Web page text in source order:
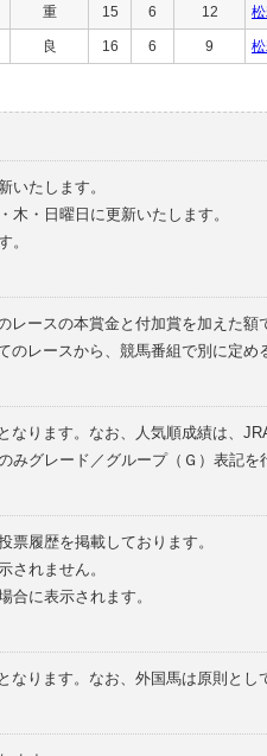
重 15 6 12
良 16 6 9
いたします。
・日曜日に更新いたします。
。
レースの本賞金と付加賞を加えた額
のレースから、競馬番組で別に定め
ります。なお、人気順成績は、
グレード／グループ（Ｇ）表記を
履歴を掲載しております。
されません。
合に表示されます。
ります。なお、外国馬は原則とし